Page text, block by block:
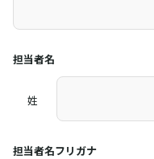
担当者名
姓
担当者名フリガナ